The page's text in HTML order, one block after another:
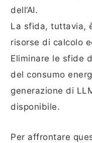
dell’AI.
La sfida, tuttavia,
risorse di calcolo
Eliminare le sfide
del consumo
generazione di
disponibile.
Per affrontare